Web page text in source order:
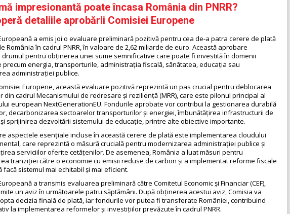
impresionantă poate încasa România din PNRR?
detaliile aprobării Comisiei Europene
a emis joi o evaluare preliminară pozitivă pentru cea de-a patra cerere de plată
România în cadrul PNRR, în valoare de 2,62 miliarde de euro. Această aprobare
drumul pentru obținerea unei sume semnificative care poate fi investită în domenii
precum energia, transporturile, administrația fiscală, sănătatea, educația sau
administrației publice.
Europene, această evaluare pozitivă reprezintă un pas crucial pentru deblocarea
din cadrul Mecanismului de redresare și reziliență (MRR), care este pilonul principal al
european NextGenerationEU. Fondurile aprobate vor contribui la gestionarea durabilă
decarbonizarea sectoarelor transporturilor și energiei, îmbunătățirea infrastructurii de
sprijinirea dezvoltării sistemului de educație, printre alte obiective importante.
aspectele esențiale incluse în această cerere de plată este implementarea cloudului
care reprezintă o măsură crucială pentru modernizarea administrației publice și
serviciilor oferite cetățenilor. De asemenea, România a luat măsuri pentru
tranziției către o economie cu emisii reduse de carbon și a implementat reforme fiscale
facă sistemul mai echitabil și mai eficient.
a transmis evaluarea preliminară către Comitetul Economic și Financiar (CEF),
un aviz în următoarele patru săptămâni. După obținerea acestui aviz, Comisia va
decizia finală de plată, iar fondurile vor putea fi transferate României, contribuind
la implementarea reformelor și investițiilor prevăzute în cadrul PNRR.